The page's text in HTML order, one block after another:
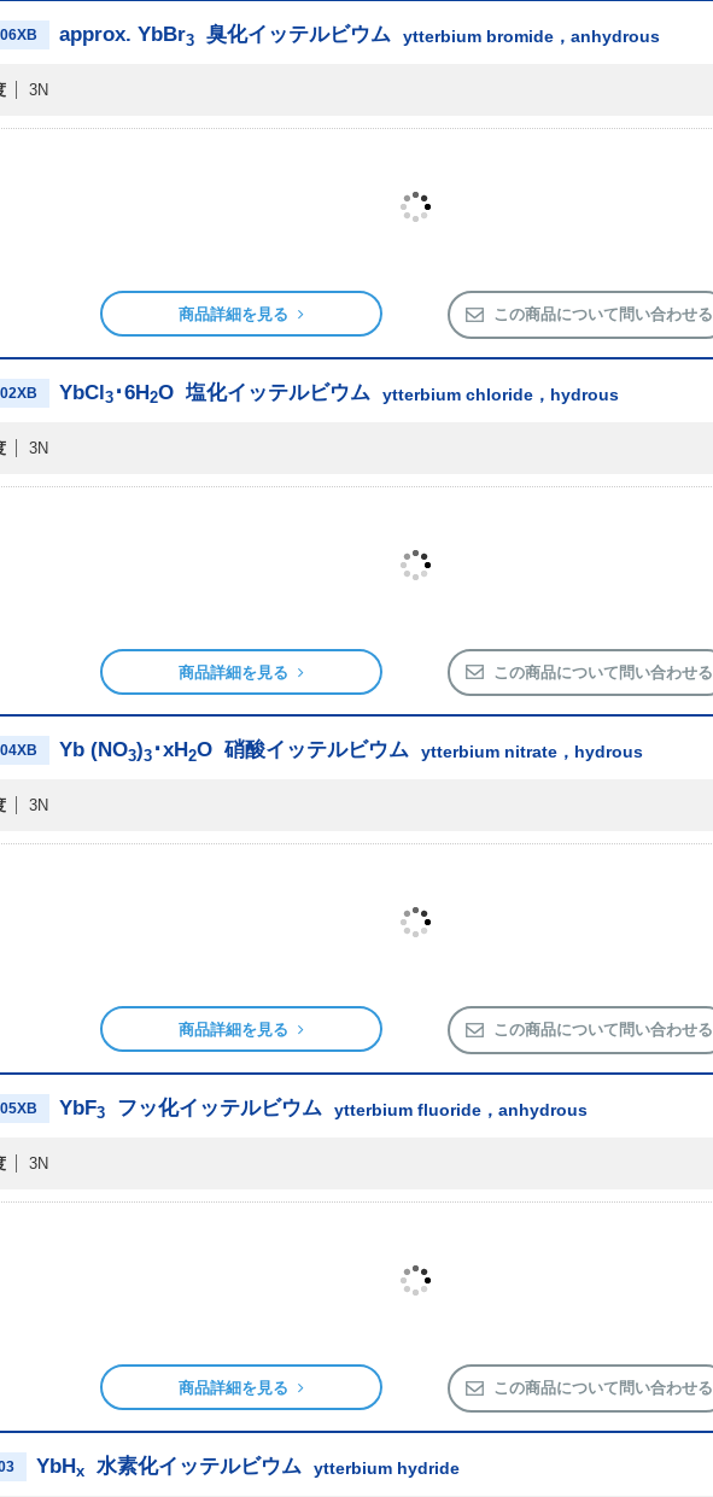
approx. YbBr3 臭化イッテルビウム ytterbium bromide，anhydrous
3N
商品詳細を見る この商品について問い合わせる
YbCl3 ･6H2O 塩化イッテルビウム ytterbium chloride，hydrous
3N
商品詳細を見る この商品について問い合わせる
Yb (NO3)3 ･xH 2O 硝酸イッテルビウム ytterbium nitrate，hydrous
3N
商品詳細を見る この商品について問い合わせる
YbF3 フッ化イッテルビウム ytterbium fluoride，anhydrous
3N
商品詳細を見る この商品について問い合わせる
YbHx 水素化イッテルビウム ytterbium hydride